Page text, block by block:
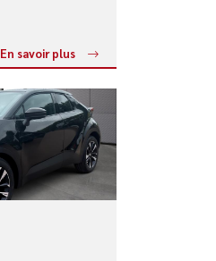
En savoir plus